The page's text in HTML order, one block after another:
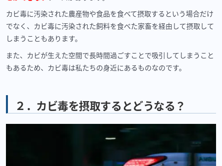
カビ毒に汚染された農産物や食品を食べて摂取するという場合だけ
でなく、カビ毒に汚染された飼料を食べた家畜を経由して摂取して
しまうこともあります。
また、カビが生えた空間で長時間過ごすことで吸引してしまうこと
もあるため、カビ毒は私たちの身近にあるものなのです。
２．カビ毒を摂取するとどうなる？